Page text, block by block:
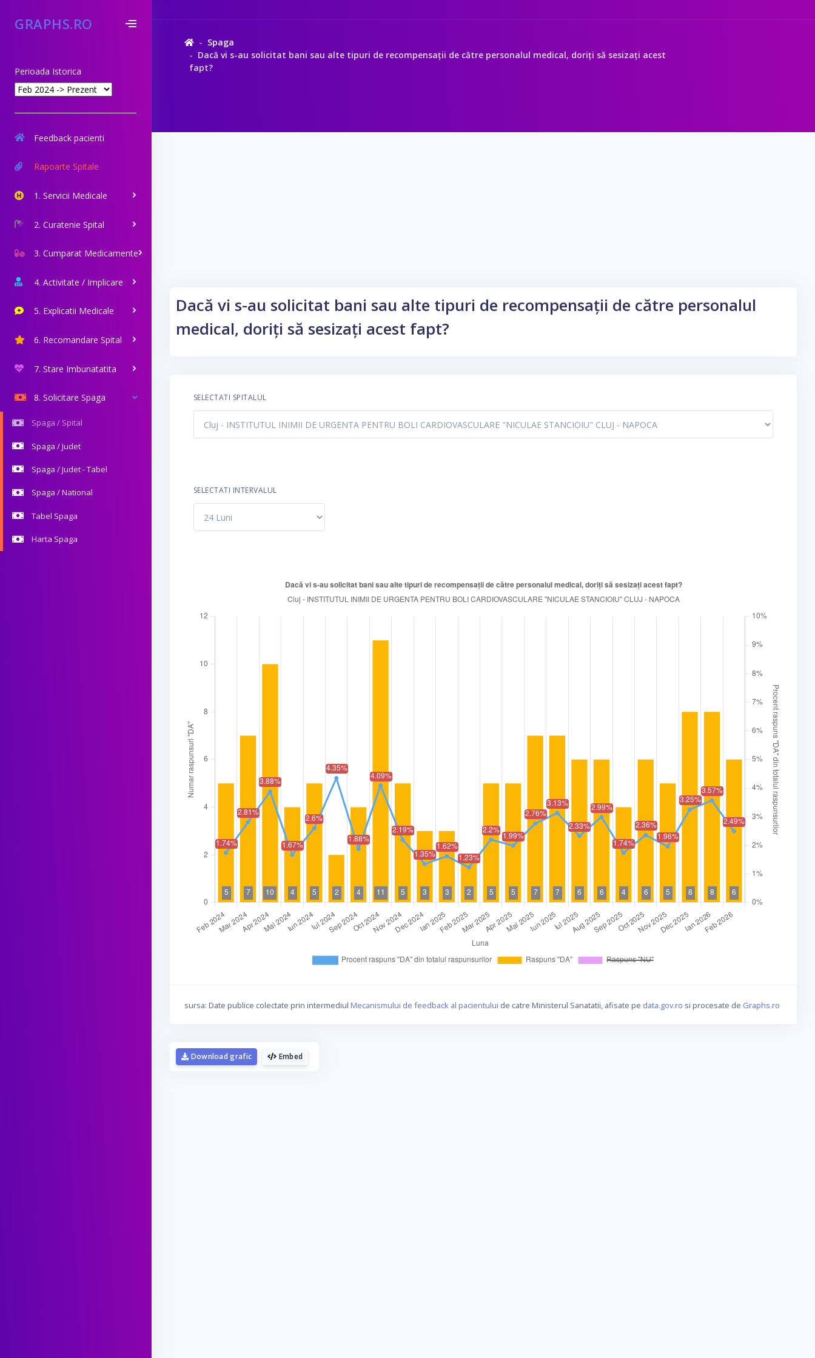
GRAPHS.RO
Perioada Istorica
Feedback pacienti
Rapoarte Spitale
1. Servicii Medicale
2. Curatenie Spital
3. Cumparat Medicamente
4. Activitate / Implicare
5. Explicatii Medicale
6. Recomandare Spital
7. Stare Imbunatatita
8. Solicitare Spaga
Spaga / Spital
Spaga / Judet
Spaga / Judet - Tabel
Spaga / National
Tabel Spaga
Harta Spaga
Spaga
Dacă vi s-au solicitat bani sau alte tipuri de recompensații de către personalul medical, doriți să sesizați acest
fapt?
Dacă vi s-au solicitat bani sau alte tipuri de recompensații de către personalul
medical, doriți să sesizați acest fapt?
SELECTATI SPITALUL
SELECTATI INTERVALUL
sursa: Date publice colectate prin intermediul Mecanismului de feedback al pacientului de catre Ministerul Sanatatii, afisate pe data.gov.ro si procesate de Graphs.ro
Embed
Download grafic
La fel cum tie iti plac graficele, mie imi
plac cafelele.
Daca urmaresti graficele de pe Graphs.ro, gandeste-te ca